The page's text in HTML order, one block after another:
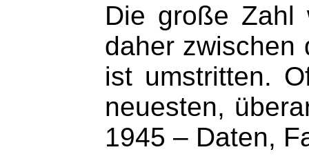
Die große Zahl
daher zwischen
ist umstritten.
neuesten,
1945 – Daten,